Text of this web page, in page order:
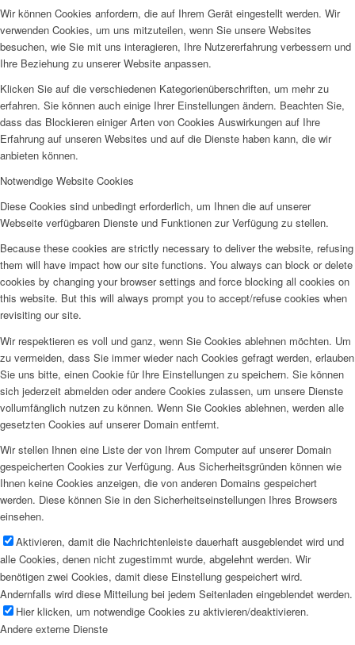
Wir können Cookies anfordern, die auf Ihrem Gerät eingestellt werden. Wir
verwenden Cookies, um uns mitzuteilen, wenn Sie unsere Websites
besuchen, wie Sie mit uns interagieren, Ihre Nutzererfahrung verbessern und
Ihre Beziehung zu unserer Website anpassen.
Klicken Sie auf die verschiedenen Kategorienüberschriften, um mehr zu
erfahren. Sie können auch einige Ihrer Einstellungen ändern. Beachten Sie,
dass das Blockieren einiger Arten von Cookies Auswirkungen auf Ihre
Erfahrung auf unseren Websites und auf die Dienste haben kann, die wir
anbieten können.
Notwendige Website Cookies
Diese Cookies sind unbedingt erforderlich, um Ihnen die auf unserer
Webseite verfügbaren Dienste und Funktionen zur Verfügung zu stellen.
Because these cookies are strictly necessary to deliver the website, refusing
them will have impact how our site functions. You always can block or delete
cookies by changing your browser settings and force blocking all cookies on
this website. But this will always prompt you to accept/refuse cookies when
revisiting our site.
Wir respektieren es voll und ganz, wenn Sie Cookies ablehnen möchten. Um
zu vermeiden, dass Sie immer wieder nach Cookies gefragt werden, erlauben
Sie uns bitte, einen Cookie für Ihre Einstellungen zu speichern. Sie können
sich jederzeit abmelden oder andere Cookies zulassen, um unsere Dienste
vollumfänglich nutzen zu können. Wenn Sie Cookies ablehnen, werden alle
gesetzten Cookies auf unserer Domain entfernt.
Wir stellen Ihnen eine Liste der von Ihrem Computer auf unserer Domain
gespeicherten Cookies zur Verfügung. Aus Sicherheitsgründen können wie
Ihnen keine Cookies anzeigen, die von anderen Domains gespeichert
werden. Diese können Sie in den Sicherheitseinstellungen Ihres Browsers
einsehen.
Aktivieren, damit die Nachrichtenleiste dauerhaft ausgeblendet wird und
alle Cookies, denen nicht zugestimmt wurde, abgelehnt werden. Wir
benötigen zwei Cookies, damit diese Einstellung gespeichert wird.
Andernfalls wird diese Mitteilung bei jedem Seitenladen eingeblendet werden.
Hier klicken, um notwendige Cookies zu aktivieren/deaktivieren.
Andere externe Dienste